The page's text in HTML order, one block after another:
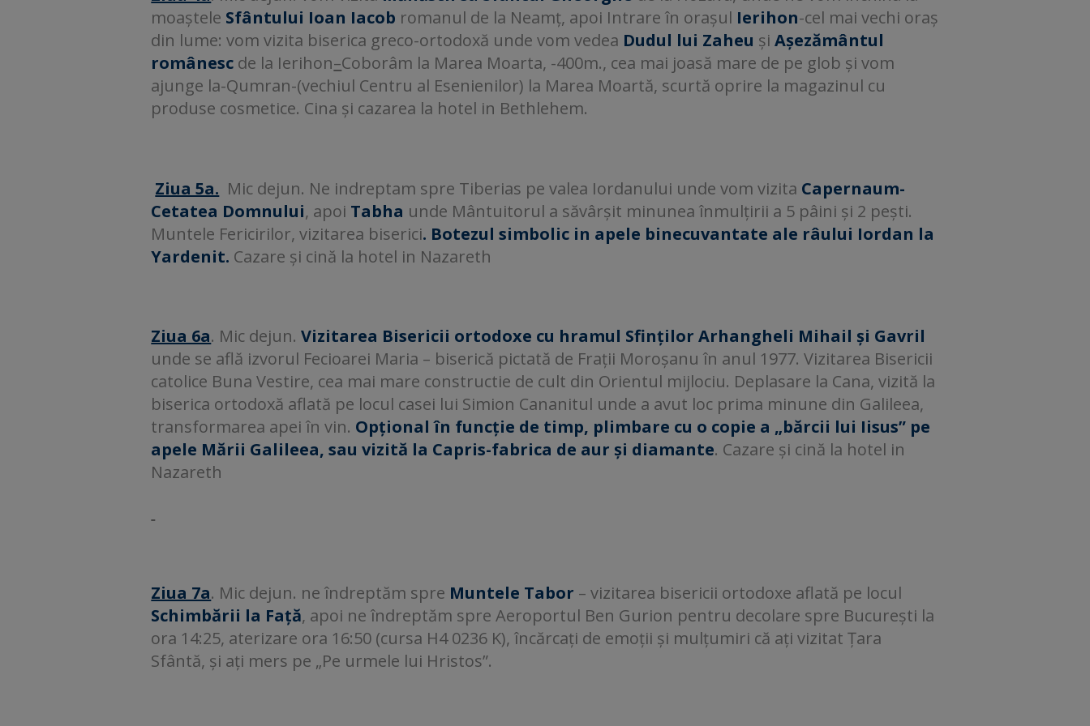
moaștele Sfântului Ioan Iacob romanul de la Neamț, apoi Intrare în orașul Ierihon-cel mai vechi oraș
din lume: vom vizita biserica greco-ortodoxă unde vom vedea Dudul lui Zaheu și Așezământul
românesc de la Ierihon–Coborâm la Marea Moarta, -400m., cea mai joasă mare de pe glob și vom
ajunge la-Qumran-(vechiul Centru al Esenienilor) la Marea Moartă, scurtă oprire la magazinul cu
produse cosmetice. Cina și cazarea la hotel in Bethlehem.
Ziua 5a. Mic dejun. Ne indreptam spre Tiberias pe valea Iordanului unde vom vizita Capernaum-
Cetatea Domnului, apoi Tabha unde Mântuitorul a săvârșit minunea înmulțirii a 5 pâini și 2 pești.
Muntele Fericirilor, vizitarea biserici. Botezul simbolic in apele binecuvantate ale râului Iordan la
Yardenit. Cazare și cină la hotel in Nazareth
Ziua 6a. Mic dejun. Vizitarea Bisericii ortodoxe cu hramul Sfinților Arhangheli Mihail și Gavril
unde se află izvorul Fecioarei Maria – biserică pictată de Frații Moroșanu în anul 1977. Vizitarea Bisericii
catolice Buna Vestire, cea mai mare constructie de cult din Orientul mijlociu. Deplasare la Cana, vizită la
biserica ortodoxă aflată pe locul casei lui Simion Cananitul unde a avut loc prima minune din Galileea,
transformarea apei în vin. Opțional în funcție de timp, plimbare cu o copie a „bărcii lui Iisus” pe
apele Mării Galileea, sau vizită la Capris-fabrica de aur și diamante. Cazare și cină la hotel in
Nazareth
Ziua 7a. Mic dejun. ne îndreptăm spre Muntele Tabor – vizitarea bisericii ortodoxe aflată pe locul
Schimbării la Față, apoi ne îndreptăm spre Aeroportul Ben Gurion pentru decolare spre București la
ora 14:25, aterizare ora 16:50 (cursa H4 0236 K), încărcați de emoții și mulțumiri că ați vizitat Țara
Sfântă, și ați mers pe „Pe urmele lui Hristos”.